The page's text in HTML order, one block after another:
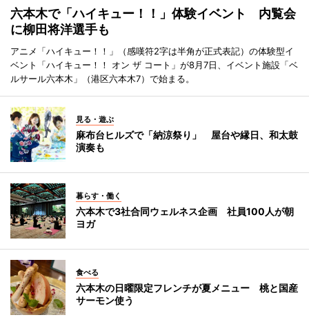
六本木で「ハイキュー！！」体験イベント 内覧会
に柳田将洋選手も
アニメ「ハイキュー！！」（感嘆符2字は半角が正式表記）の体験型イ
ベント「ハイキュー！！ オン ザ コート」が8月7日、イベント施設「ベ
ルサール六本木」（港区六本木7）で始まる。
見る・遊ぶ
麻布台ヒルズで「納涼祭り」 屋台や縁日、和太鼓
演奏も
暮らす・働く
六本木で3社合同ウェルネス企画 社員100人が朝
ヨガ
食べる
六本木の日曜限定フレンチが夏メニュー 桃と国産
サーモン使う